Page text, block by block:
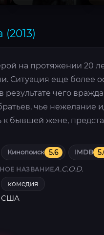
на протяжении 20
Ситуация еще более
результате чего
чье нежелание
к бывшей жене,
Кинопоиск 5.6 IMDB
НАЗВАНИЕA.C.O.D.
комедия
США